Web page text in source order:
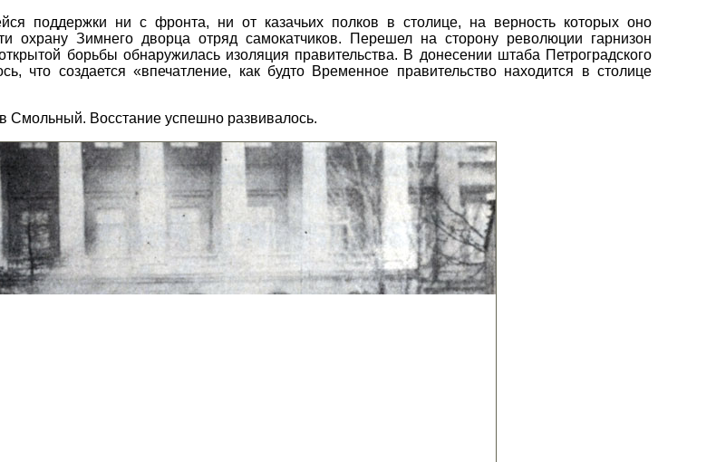
поддержки ни с фронта, ни от казачьих полков в столице, на верность которых оно
охрану Зимнего дворца отряд самокатчиков. Перешел на сторону революции гарнизон
борьбы обнаружилась изоляция правительства. В донесении штаба Петроградского
что создается «впечатление, как будто Временное правительство находится в столице
Смольный. Восстание успешно развивалось.